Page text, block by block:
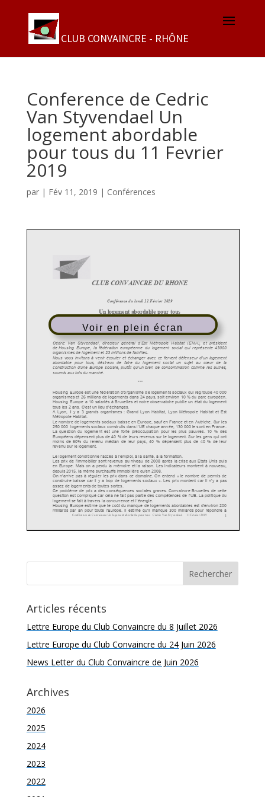
Conference de Cedric
Van Styvendael Un
logement abordable
pour tous du 11 Fevrier
2019
par | Fév 11, 2019 | Conférences
Voir en plein écran
Articles récents
Lettre Europe du Club Convaincre du 8 Juillet 2026
Lettre Europe du Club Convaincre du 24 Juin 2026
News Letter du Club Convaincre de Juin 2026
Archives
2026
2025
2024
2023
2022